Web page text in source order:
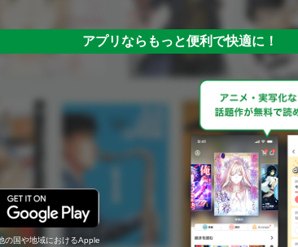
アプリならもっと便利で快適に！
の国や地域におけるApple